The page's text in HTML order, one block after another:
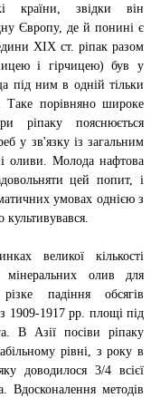
країни, звідки він
Європу, де й понині є
XIX ст. ріпак разом
і гірчицею) був у
під ним в одній тільки
Таке порівняно широке
ріпаку пояснюється
у зв'язку із загальним
оливи. Молода нафтова
цей попит, і
умовах однією з
великої кількості
олив для
падіння обсягів
1909-1917 рр. площі під
В Азії посіви ріпаку
рівні, з року в
доводилося 3/4 всієї
Вдосконалення методів